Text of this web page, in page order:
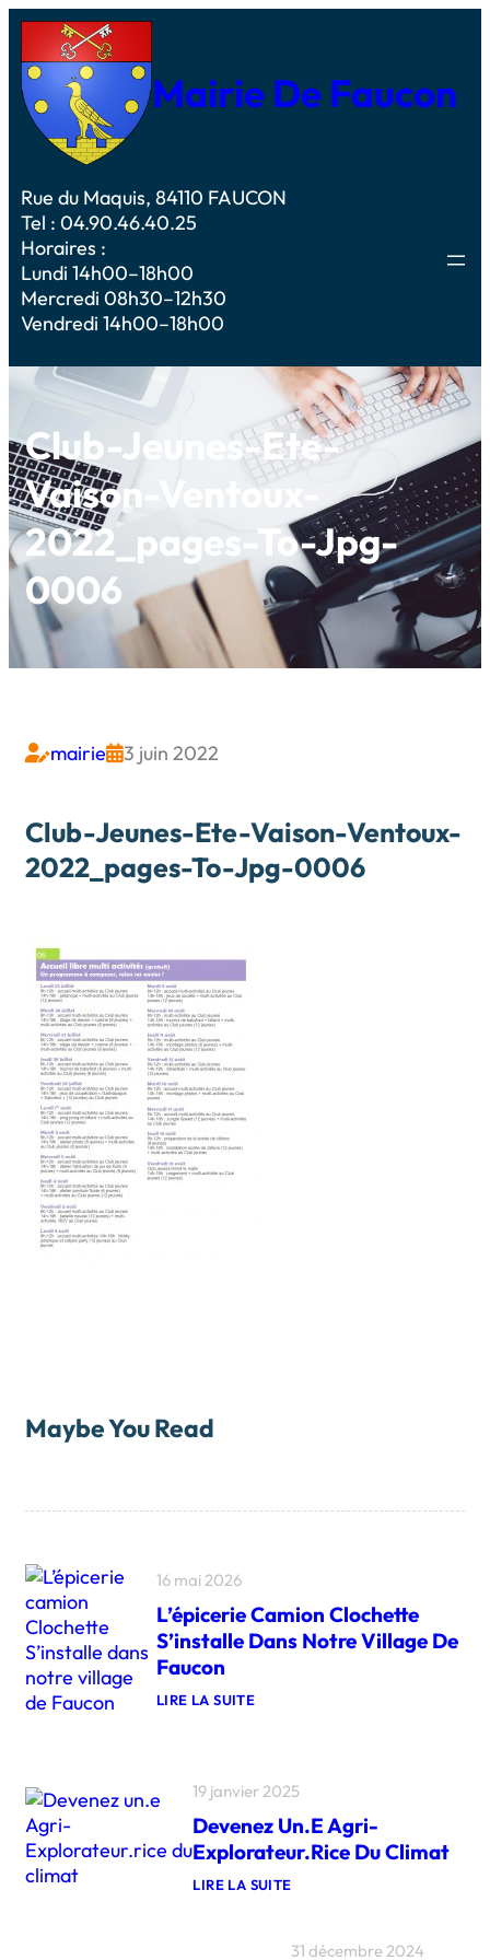
Mairie De Faucon
Rue du Maquis, 84110 FAUCON
Tel : 04.90.46.40.25
Horaires :
Lundi 14h00–18h00
Mercredi 08h30–12h30
Vendredi 14h00–18h00
Club-Jeunes-Ete-
Vaison-Ventoux-
2022_pages-To-Jpg-
0006
mairie3 juin 2022
Club-Jeunes-Ete-Vaison-Ventoux-
2022_pages-To-Jpg-0006
Maybe You Read
16 mai 2026
L’épicerie Camion Clochette
S’installe Dans Notre Village De
Faucon
LIRE LA SUITE
P
C
E
R
E
19 janvier 2025
Devenez Un.e Agri-
Explorateur.rice Du Climat
LIRE LA SUITE
V
31 décembre 2024